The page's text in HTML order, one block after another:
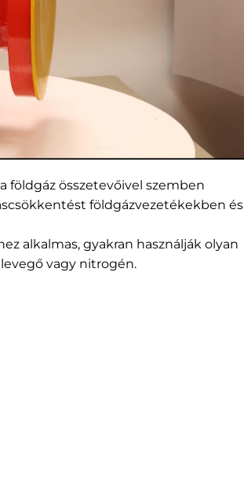
földgáz összetevőivel szemben
földgázvezetékekben és
alkalmas, gyakran használják olyan
vagy nitrogén.